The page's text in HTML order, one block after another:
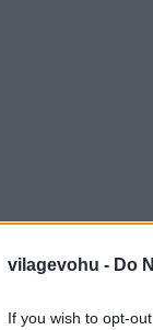
vilagevohu - Do
If you wish to opt-